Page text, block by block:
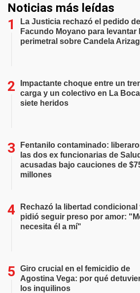
Noticias más leídas
La Justicia rechazó el pedido de
Facundo Moyano para levantar
perimetral sobre Candela
Impactante choque entre un
carga y un colectivo en La
siete heridos
Fentanilo contaminado:
las dos ex funcionarias de Salud
acusadas bajo cauciones de
millones
Rechazó la libertad condicional
pidió seguir preso por amor:
necesita él a mí"
Giro crucial en el femicidio de
Agostina Vega: por qué
los inquilinos